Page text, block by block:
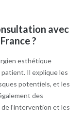
avec
?
esthétique
Il explique les
potentiels, et les
des
l’intervention et les